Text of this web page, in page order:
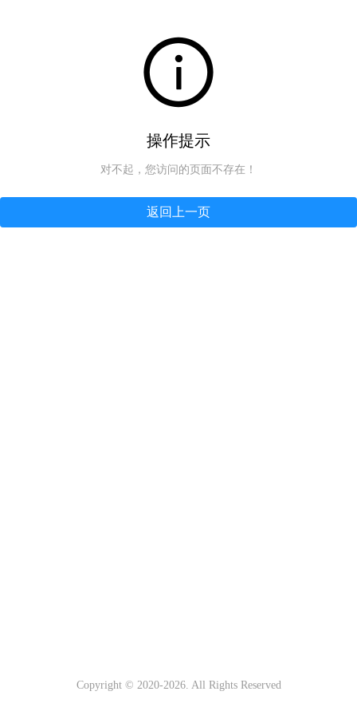
操作提示
对不起，您访问的页面不存在！
返回上一页
Copyright © 2020-2026. All Rights Reserved